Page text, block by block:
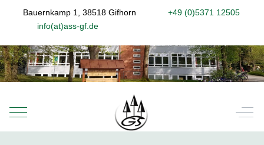
Bauernkamp 1, 38518 Gifhorn
+49 (0)5371 12505
info(at)ass-gf.de
Mobile Menu Toggle Off-